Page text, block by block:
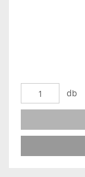
db